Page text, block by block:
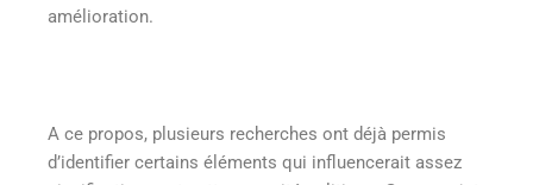
amélioration.
A ce propos, plusieurs recherches ont déjà permis
d’identifier certains éléments qui influencerait assez